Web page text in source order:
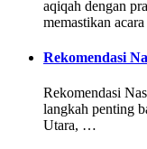
aqiqah dengan
memastikan
Rekomendasi
Rekomendasi
langkah penting
Utara, …